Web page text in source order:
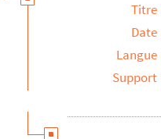
Titre
Date
Langue
Support